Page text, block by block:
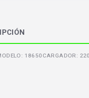
18650CARGADOR: